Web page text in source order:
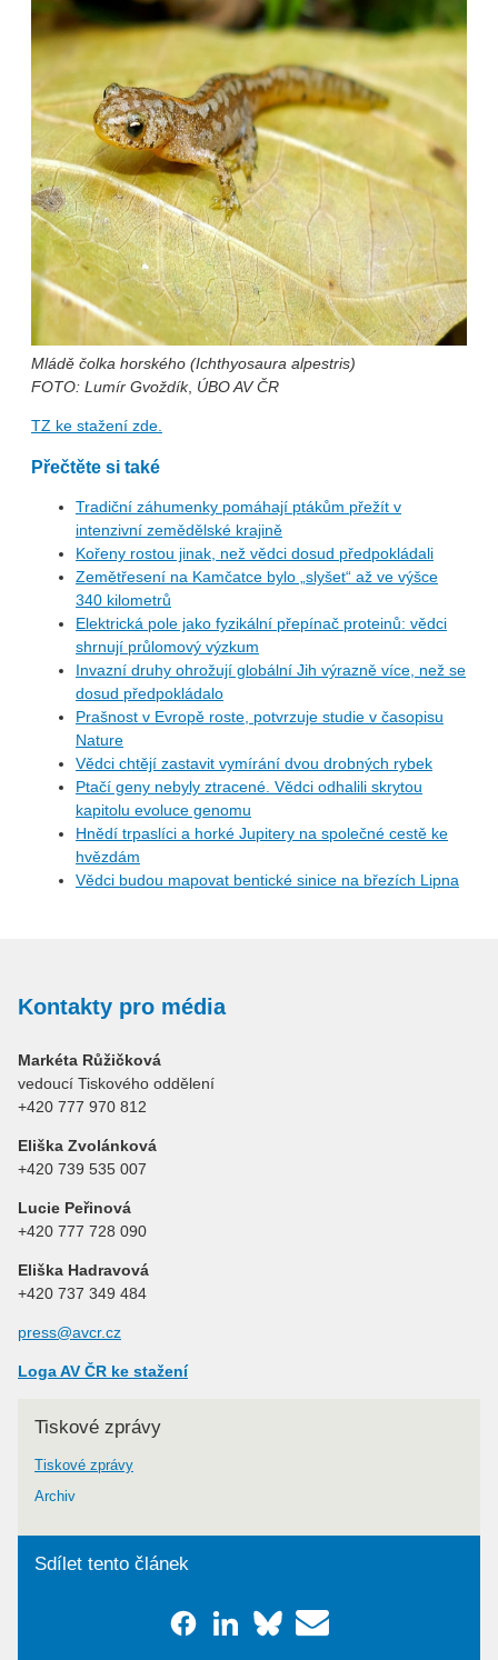
Mládě čolka horského (Ichthyosaura alpestris)
FOTO: Lumír Gvoždík, ÚBO AV ČR
TZ ke stažení zde.
Přečtěte si také
Tradiční záhumenky pomáhají ptákům přežít v
intenzivní zemědělské krajině
Kořeny rostou jinak, než vědci dosud předpokládali
Zemětřesení na Kamčatce bylo „slyšet“ až ve výšce
340 kilometrů
Elektrická pole jako fyzikální přepínač proteinů: vědci
shrnují průlomový výzkum
Invazní druhy ohrožují globální Jih výrazně více, než se
dosud předpokládalo
Prašnost v Evropě roste, potvrzuje studie v časopisu
Nature
Vědci chtějí zastavit vymírání dvou drobných rybek
Ptačí geny nebyly ztracené. Vědci odhalili skrytou
kapitolu evoluce genomu
Hnědí trpaslíci a horké Jupitery na společné cestě ke
hvězdám
Vědci budou mapovat bentické sinice na březích Lipna
Kontakty pro média
Markéta Růžičková
vedoucí Tiskového oddělení
+420 777 970 812
Eliška Zvolánková
+420 739 535 007
Lucie Peřinová
+420 777 728 090
Eliška Hadravová
+420 737 349 484
press@avcr.cz
Loga AV ČR ke stažení
Tiskové zprávy
Tiskové zprávy
Archiv
Sdílet tento článek